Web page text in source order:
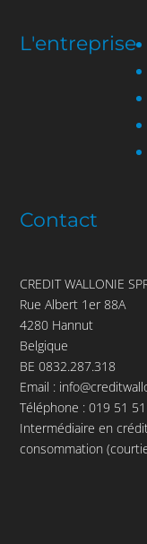
L'entreprise
Contact
CREDIT WALLONIE
Rue Albert 1er 88A
4280 Hannut
Belgique
BE 0832.287.318
Email :
Téléphone :019 51
Intermédiaire en
consommation